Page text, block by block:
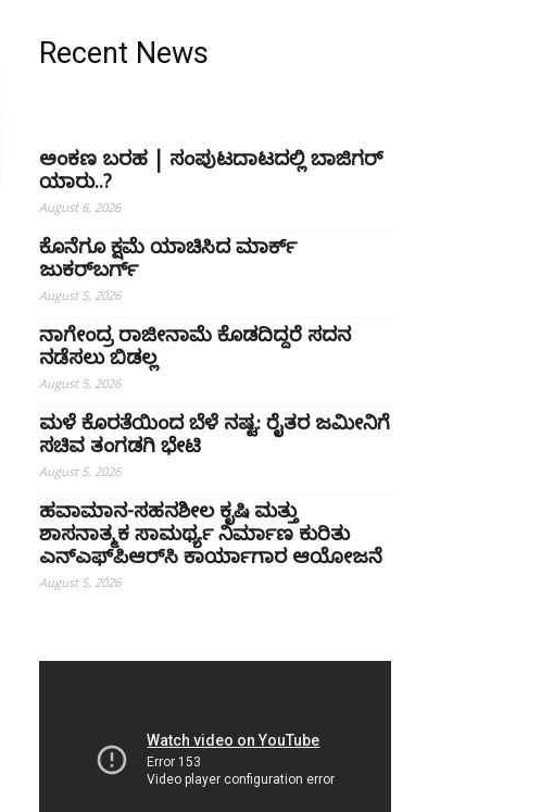
Recent News
ಅಂಕಣ ಬರಹ | ಸಂಪುಟದಾಟದಲ್ಲಿ ಬಾಜಿಗರ್
ಯಾರು..?
August 6, 2026
ಕೊನೆಗೂ ಕ್ಷಮೆ ಯಾಚಿಸಿದ ಮಾರ್ಕ್
ಜುಕರ್‌ಬರ್ಗ್
August 5, 2026
ನಾಗೇಂದ್ರ ರಾಜೀನಾಮೆ ಕೊಡದಿದ್ದರೆ ಸದನ
ನಡೆಸಲು ಬಿಡಲ್ಲ
August 5, 2026
ಮಳೆ ಕೊರತೆಯಿಂದ ಬೆಳೆ ನಷ್ಟ: ರೈತರ ಜಮೀನಿಗೆ
ಸಚಿವ ತಂಗಡಗಿ ಭೇಟಿ
August 5, 2026
ಹವಾಮಾನ-ಸಹನಶೀಲ ಕೃಷಿ ಮತ್ತು
ಶಾಸನಾತ್ಮಕ ಸಾಮರ್ಥ್ಯ ನಿರ್ಮಾಣ ಕುರಿತು
ಎನ್‌ಎಫ್‌ಪಿಆರ್‌ಸಿ ಕಾರ್ಯಾಗಾರ ಆಯೋಜನೆ
August 5, 2026